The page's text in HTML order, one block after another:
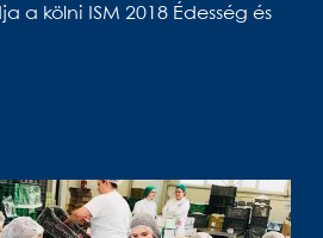
a kölni ISM 2018 Édesség és